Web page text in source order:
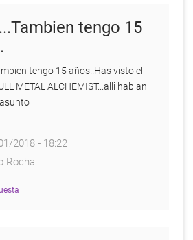
tengo 15
tengo 15 años..Has visto el
METAL ALCHEMIST...alli hablan
2018 - 18:22
Rocha